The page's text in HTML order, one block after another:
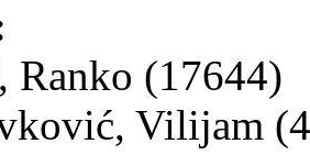
Ranko (17644)
Vilijam